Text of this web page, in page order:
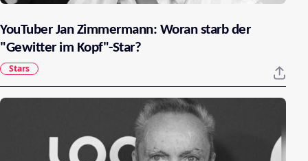
YouTuber Jan Zimmermann: Woran starb der
"Gewitter im Kopf"-Star?
Stars